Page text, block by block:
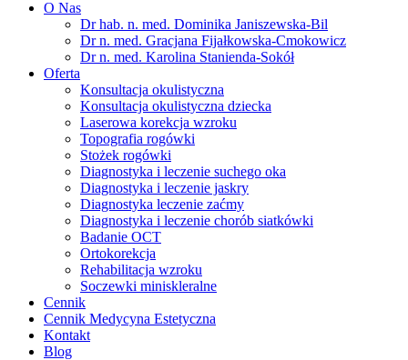
O Nas
Dr hab. n. med. Dominika Janiszewska-Bil
Dr n. med. Gracjana Fijałkowska-Cmokowicz
Dr n. med. Karolina Stanienda-Sokół
Oferta
Konsultacja okulistyczna
Konsultacja okulistyczna dziecka
Laserowa korekcja wzroku
Topografia rogówki
Stożek rogówki
Diagnostyka i leczenie suchego oka
Diagnostyka i leczenie jaskry
Diagnostyka leczenie zaćmy
Diagnostyka i leczenie chorób siatkówki
Badanie OCT
Ortokorekcja
Rehabilitacja wzroku
Soczewki miniskleralne
Cennik
Cennik Medycyna Estetyczna
Kontakt
Blog